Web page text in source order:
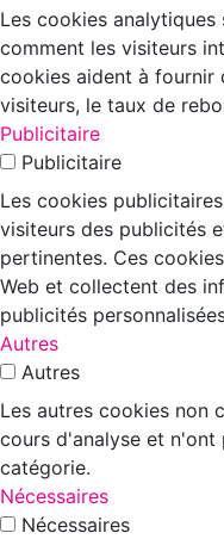
Les cookies
comment les visiteurs
cookies aident à fournir
visiteurs, le taux de
Publicitaire
Publicitaire
Les cookies
visiteurs des publicités
pertinentes. Ces
Web et collectent des
publicités
Autres
Autres
Les autres cookies non
cours d'analyse et n'ont
catégorie.
Nécessaires
Nécessaires